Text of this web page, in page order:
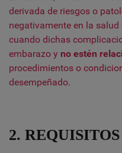
derivada de riesgos o
negativamente en la
cuando dichas
embarazo y no estén
procedimientos o
desempeñado.
2.